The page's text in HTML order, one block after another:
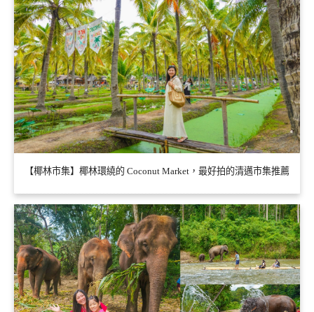
【椰林市集】椰林環繞的 Coconut Market，最好拍的清邁市集推薦